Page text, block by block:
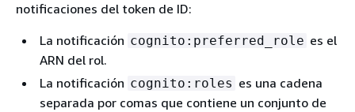
notificaciones del token de ID:
La notificación cognito:preferred_role es el
ARN del rol.
La notificación cognito:roles es una cadena
separada por comas que contiene un conjunto de